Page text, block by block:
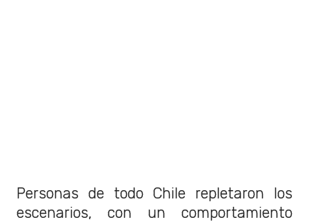
Personas de todo Chile repletaron los
escenarios, con un comportamiento